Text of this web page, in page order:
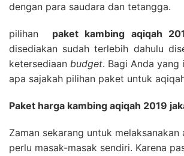
dengan para saudara dan tetangga.
pilihan paket kambing aqiqah
disediakan sudah terlebih dahulu
ketersediaan budget. Bagi Anda yang
apa sajakah pilihan paket untuk
Paket harga kambing aqiqah 2019
Zaman sekarang untuk
perlu masak-masak sendiri. Karena